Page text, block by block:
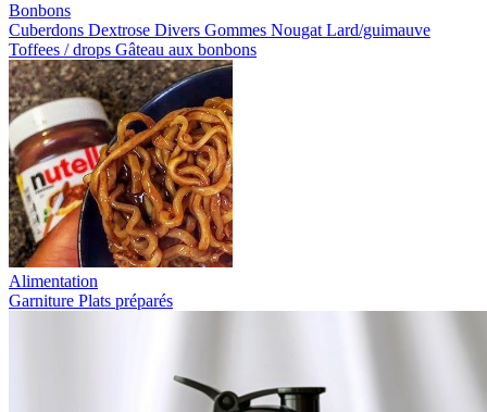
Bonbons
Cuberdons Dextrose Divers Gommes Nougat Lard/guimauve
Toffees / drops Gâteau aux bonbons
Alimentation
Garniture Plats préparés